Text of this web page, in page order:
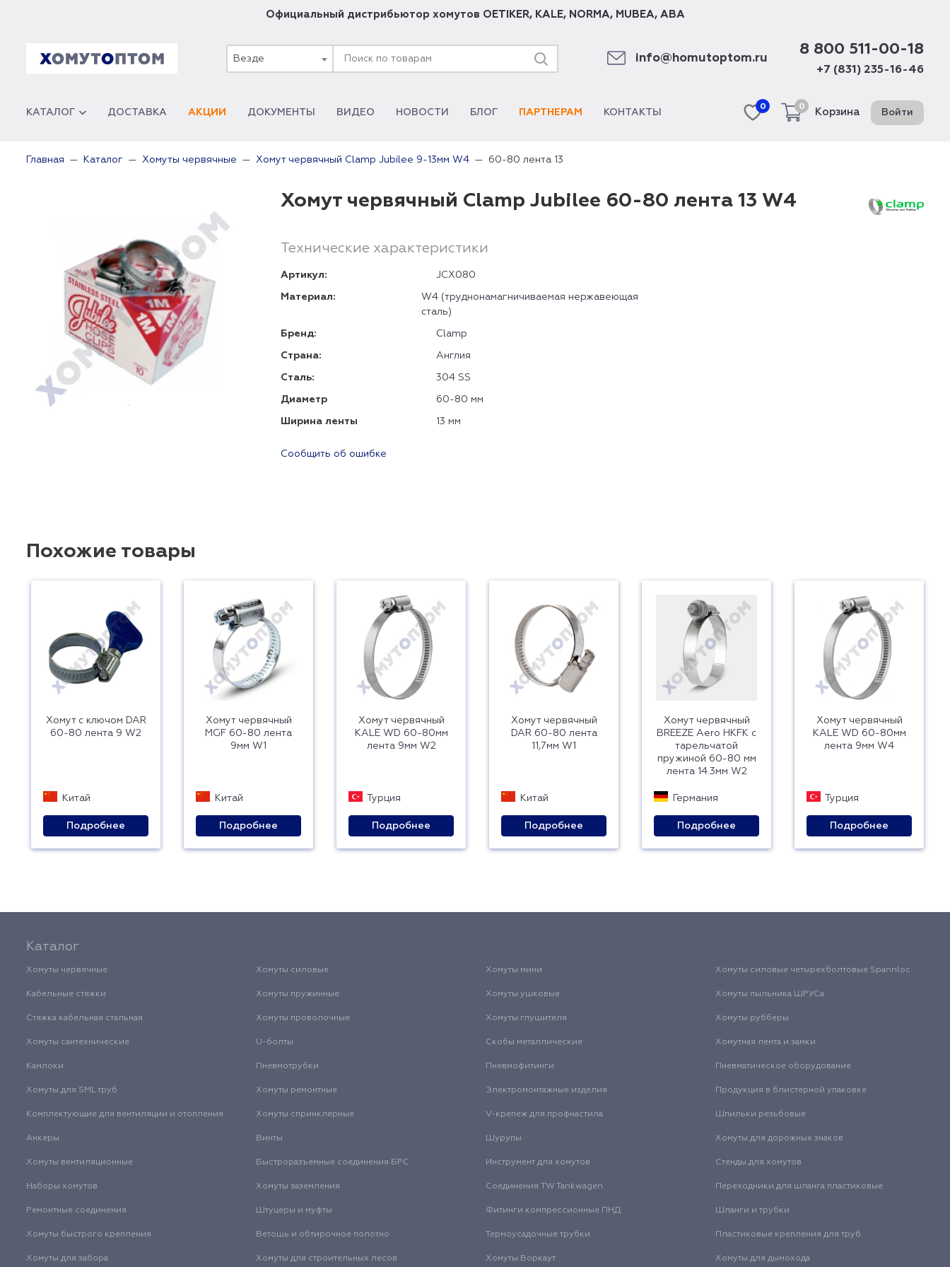
Официальный дистрибьютор хомутов OETIKER, KALE, NORMA, MUBEA, ABA
Везде info@homutoptom.ru
8 800 511-00-18
+7 (831) 235-16-46
КАТАЛОГ ДОСТАВКА АКЦИИ ДОКУМЕНТЫ ВИДЕО НОВОСТИ БЛОГ ПАРТНЕРАМ КОНТАКТЫ
0 0
Корзина Войти
Главная Каталог Хомуты червячные Хомут червячный Clamp Jubilee 9-13мм W4 60-80 лента 13
Хомут червячный Clamp Jubilee 60-80 лента 13 W4
Технические характеристики
Артикул: JCX080
Материал:
W4 (труднонамагничиваемая нержавеющая
сталь)
Бренд: Clamp
Страна: Англия
Сталь: 304 SS
Диаметр 60-80 мм
Ширина ленты 13 мм
Сообщить об ошибке
Похожие товары
Хомут с ключом DAR
60-80 лента 9 W2
Китай
Подробнее
Хомут червячный
MGF 60-80 лента
9мм W1
Китай
Подробнее
Хомут червячный
KALE WD 60-80мм
лента 9мм W2
Турция
Подробнее
Хомут червячный
DAR 60-80 лента
11,7мм W1
Китай
Подробнее
Хомут червячный
BREEZE Aero HKFK с
тарельчатой
пружиной 60-80 мм
лента 14.3мм W2
Германия
Подробнее
Хомут червячный
KALE WD 60-80мм
лента 9мм W4
Турция
Подробнее
Каталог
Хомуты червячные Хомуты силовые Хомуты мини Хомуты силовые четырехболтовые Spannloc
Кабельные стяжки Хомуты пружинные Хомуты ушковые Хомуты пыльника ШРУСа
Стяжка кабельная стальная Хомуты проволочные Хомуты глушителя Хомуты рубберы
Хомуты сантехнические U-болты Скобы металлические Хомутная лента и замки
Камлоки Пневмотрубки Пневмофитинги Пневматическое оборудование
Хомуты для SML труб Хомуты ремонтные Электромонтажные изделия Продукция в блистерной упаковке
Комплектующие для вентиляции и отопления Хомуты спринклерные V-крепеж для профнастила Шпильки резьбовые
Анкеры Винты Шурупы Хомуты для дорожных знаков
Хомуты вентиляционные Быстроразъемные соединения БРС Инструмент для хомутов Стенды для хомутов
Наборы хомутов Хомуты заземления Соединения TW Tankwagen Переходники для шланга пластиковые
Ремонтные соединения Штуцеры и муфты Фитинги компрессионные ПНД Шланги и трубки
Хомуты быстрого крепления Ветошь и обтирочное полотно Термоусадочные трубки Пластиковые крепления для труб
Хомуты для забора Хомуты для строительных лесов Хомуты Воркаут Хомуты для дымохода